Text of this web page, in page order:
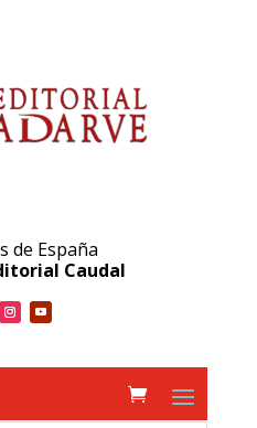
de España
Caudal